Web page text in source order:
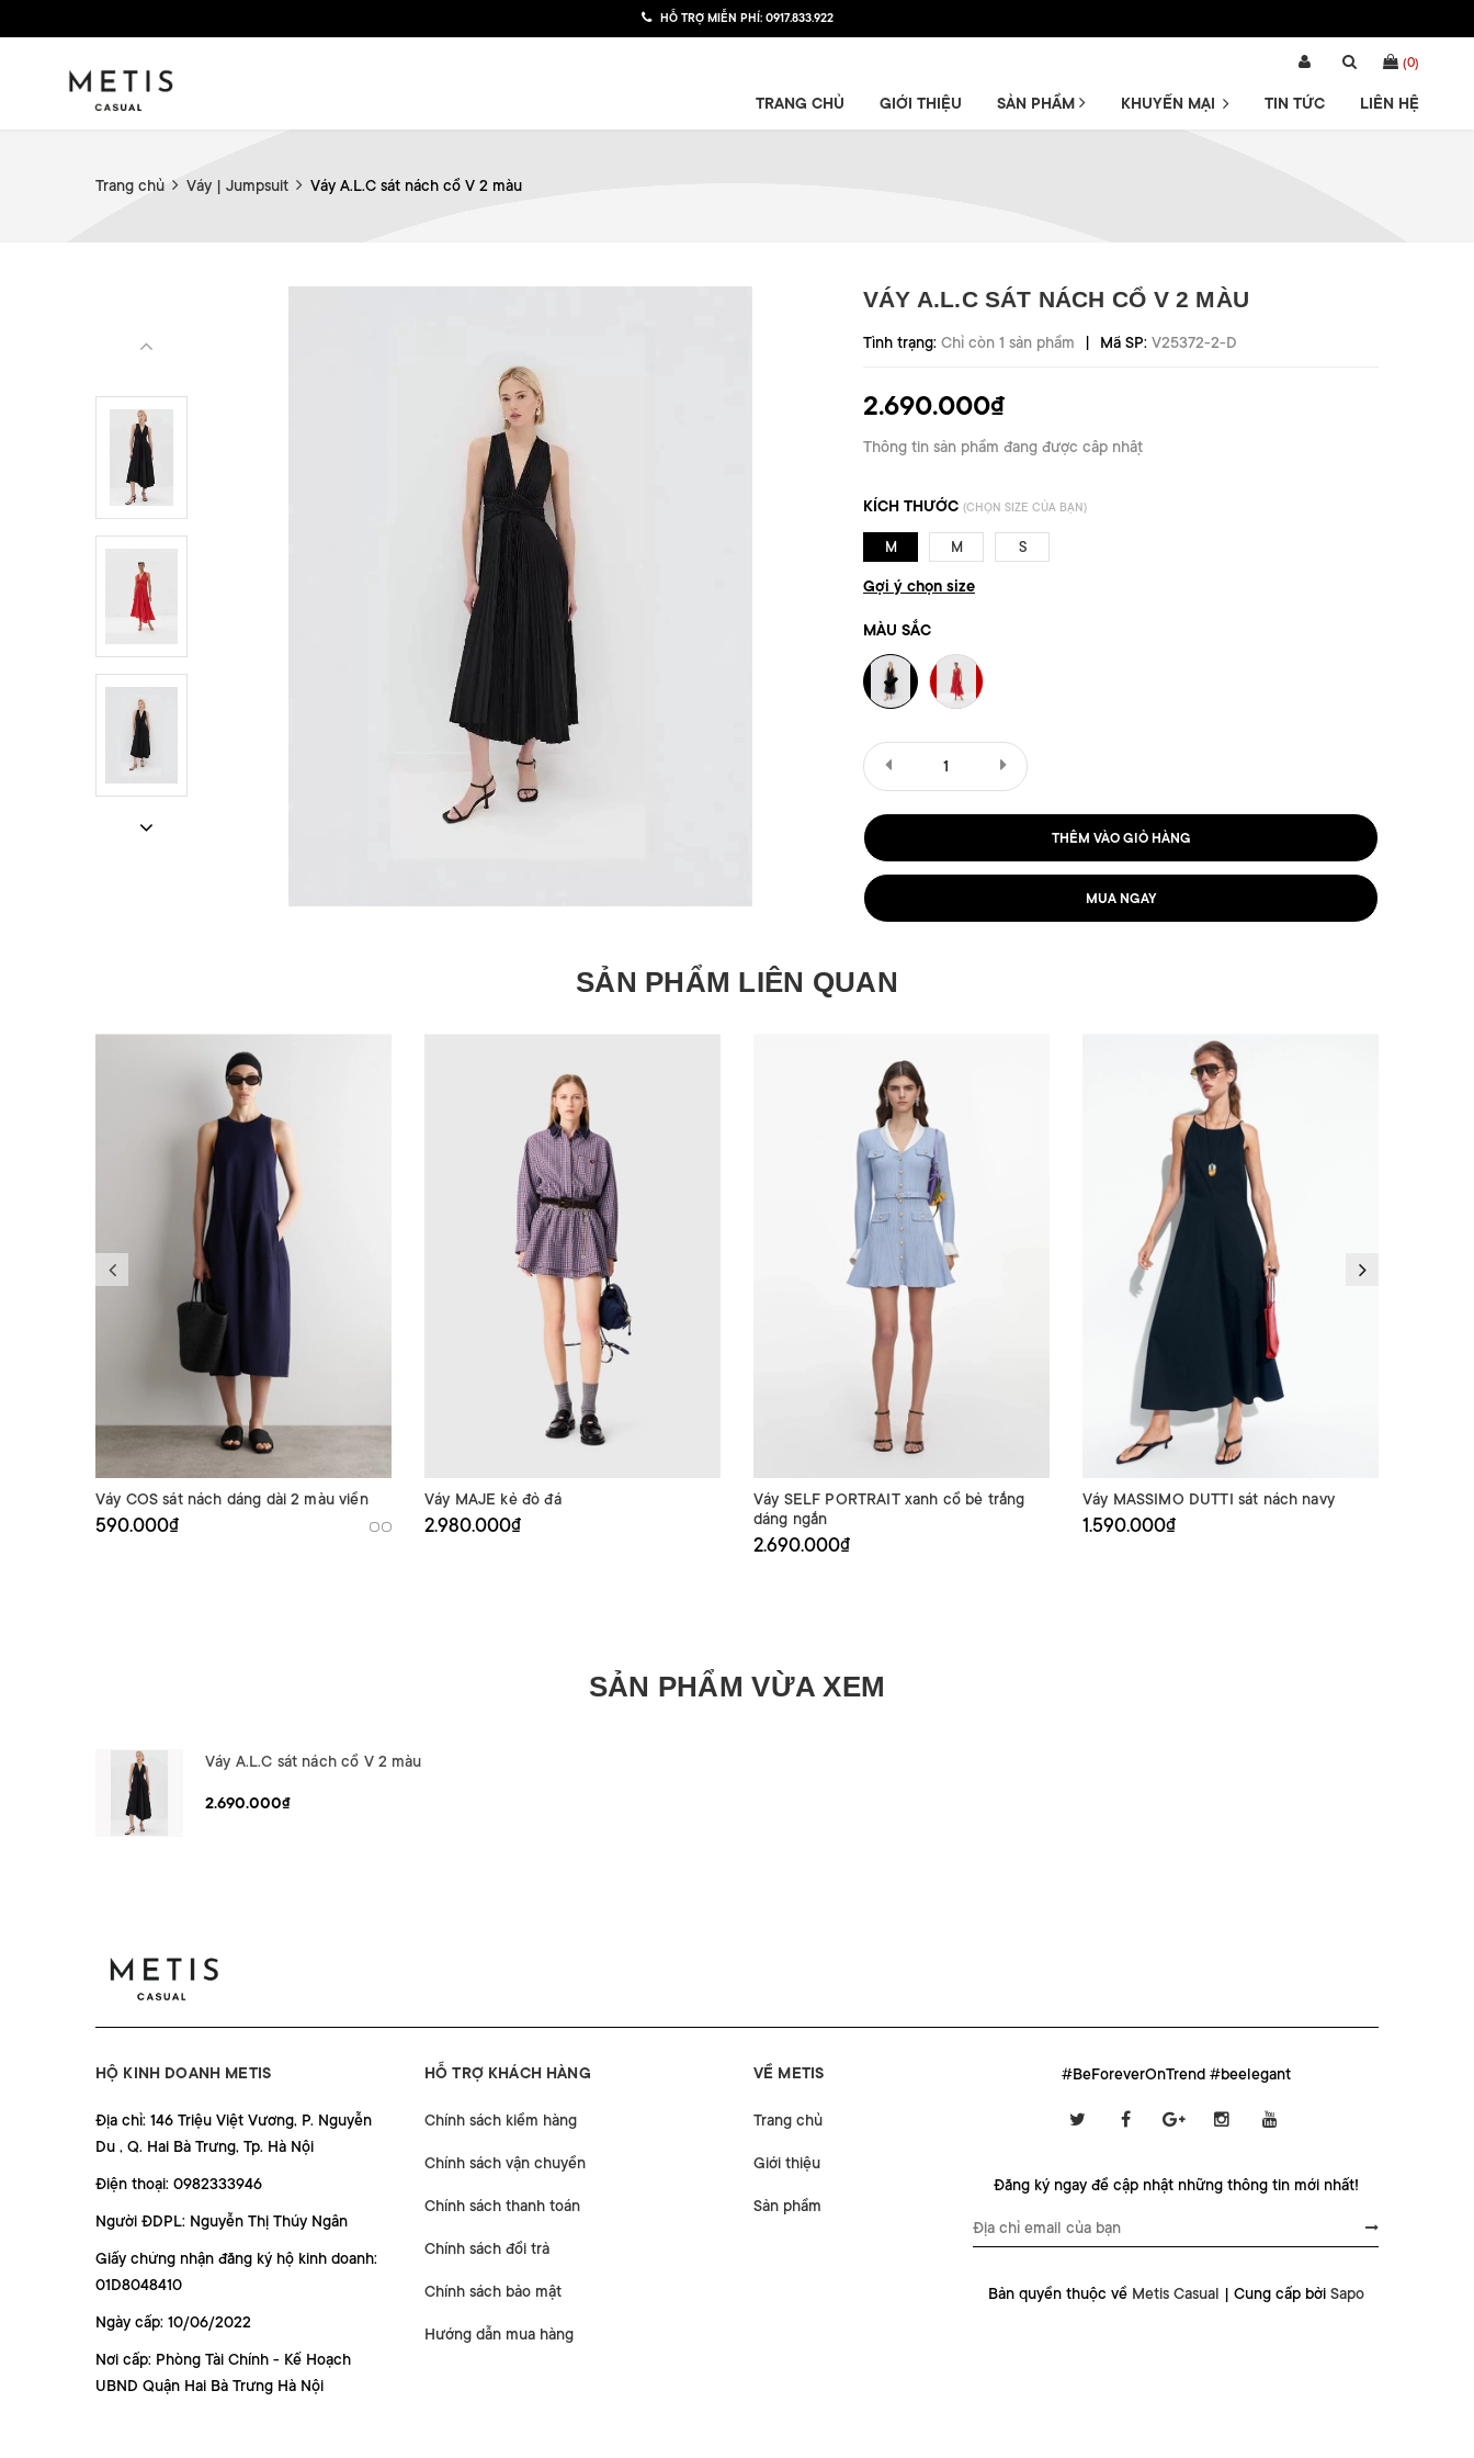
HỖ TRỢ MIỄN PHÍ: 0917.833.922
(0)
TRANG CHỦ GIỚI THIỆU SẢN PHẨM KHUYẾN MẠI TIN TỨC LIÊN HỆ
Trang chủ Váy | Jumpsuit Váy A.L.C sát nách cổ V 2 màu
VÁY A.L.C SÁT NÁCH CỔ V 2 MÀU
Tình trạng: Chỉ còn 1 sản phẩm | Mã SP: V25372-2-D
2.690.000₫
Thông tin sản phẩm đang được cập nhật
KÍCH THƯỚC (CHỌN SIZE CỦA BẠN)
M M S
Gợi ý chọn size
MÀU SẮC
THÊM VÀO GIỎ HÀNG
MUA NGAY
SẢN PHẨM LIÊN QUAN
Váy COS sát nách dáng dài 2 màu viền
590.000₫
Váy MAJE kẻ đỏ đá
2.980.000₫
Váy SELF PORTRAIT xanh cổ bẻ trắng
dáng ngắn
2.690.000₫
Váy MASSIMO DUTTI sát nách navy
1.590.000₫
SẢN PHẨM VỪA XEM
Váy A.L.C sát nách cổ V 2 màu
2.690.000₫
HỘ KINH DOANH METIS
Địa chỉ: 146 Triệu Việt Vương, P. Nguyễn
Du , Q. Hai Bà Trưng, Tp. Hà Nội
Điện thoại: 0982333946
Người ĐDPL: Nguyễn Thị Thúy Ngân
Giấy chứng nhận đăng ký hộ kinh doanh:
01D8048410
Ngày cấp: 10/06/2022
Nơi cấp: Phòng Tài Chính - Kế Hoạch
UBND Quận Hai Bà Trưng Hà Nội
HỖ TRỢ KHÁCH HÀNG
Chính sách kiểm hàng
Chính sách vận chuyển
Chính sách thanh toán
Chính sách đổi trả
Chính sách bảo mật
Hướng dẫn mua hàng
VỀ METIS
Trang chủ
Giới thiệu
Sản phẩm
#BeForeverOnTrend #beelegant
Đăng ký ngay để cập nhật những thông tin mới nhất!
Bản quyền thuộc về Metis Casual | Cung cấp bởi Sapo